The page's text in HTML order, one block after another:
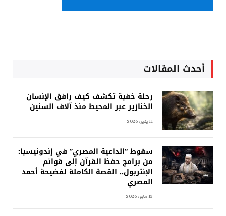
أحدث المقالات
رحلة خفية تكشف كيف رافق الإنسان
الخنازير عبر المحيط منذ آلاف السنين
11 يناير، 2026
سقوط “الداعية المصري” في إندونيسيا:
من برامج حفظ القرآن إلى قوائم
الإنتربول.. القصة الكاملة لفضيحة أحمد
المصري
13 مايو، 2026